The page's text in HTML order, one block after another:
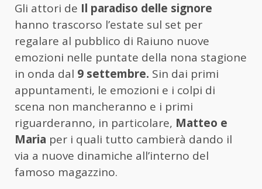
Gli attori de Il paradiso delle signore
hanno trascorso l’estate sul set per
regalare al pubblico di Raiuno nuove
emozioni nelle puntate della nona stagione
in onda dal 9 settembre. Sin dai primi
appuntamenti, le emozioni e i colpi di
scena non mancheranno e i primi
riguarderanno, in particolare, Matteo e
Maria per i quali tutto cambierà dando il
via a nuove dinamiche all’interno del
famoso magazzino.